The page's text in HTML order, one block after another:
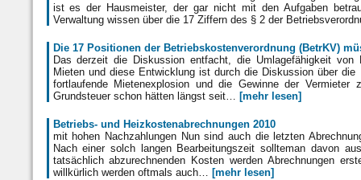
ist es der Hausmeister, der gar nicht mit den Aufgaben
Verwaltung wissen über die 17 Ziffern des § 2 der
Die 17 Positionen der Betriebskostenverordnung (BetrKV)
Das derzeit die Diskussion entfacht, die Umlagefähigkeit von
Mieten und diese Entwicklung ist durch die Diskussion über
fortlaufende Mietenexplosion und die Gewinne der
Grundsteuer schon hätten längst seit… [mehr lesen]
Betriebs- und Heizkostenabrechnungen 2010
mit hohen Nachzahlungen Nun sind auch die letzten
Nach einer solch langen Bearbeitungszeit sollteman davon
tatsächlich abzurechnenden Kosten werden Abrechnungen
willkürlich werden oftmals auch… [mehr lesen]